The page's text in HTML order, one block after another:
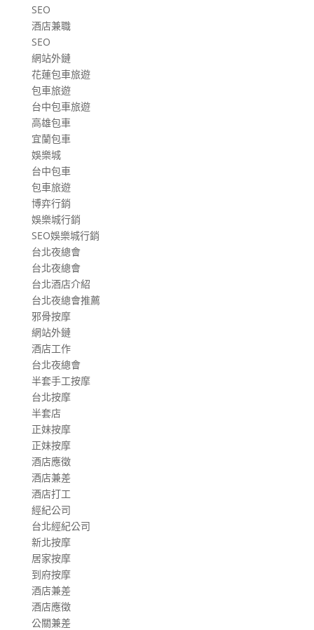
SEO
酒店兼職
SEO
網站外鏈
花蓮包車旅遊
包車旅遊
台中包車旅遊
高雄包車
宜蘭包車
娛樂城
台中包車
包車旅遊
博弈行銷
娛樂城行銷
SEO娛樂城行銷
台北夜總會
台北夜總會
台北酒店介紹
台北夜總會推薦
邪骨按摩
網站外鏈
酒店工作
台北夜總會
半套手工按摩
台北按摩
半套店
正妹按摩
正妹按摩
酒店應徵
酒店兼差
酒店打工
經紀公司
台北經紀公司
新北按摩
居家按摩
到府按摩
酒店兼差
酒店應徵
公關兼差